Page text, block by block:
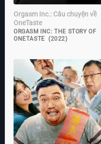
Orgasm Inc.: Câu chuyện về
OneTaste
ORGASM INC: THE STORY OF
ONETASTE (2022)